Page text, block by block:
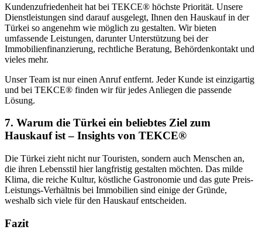
Kundenzufriedenheit hat bei TEKCE® höchste Priorität. Unsere
Dienstleistungen sind darauf ausgelegt, Ihnen den Hauskauf in der
Türkei so angenehm wie möglich zu gestalten. Wir bieten
umfassende Leistungen, darunter Unterstützung bei der
Immobilienfinanzierung, rechtliche Beratung, Behördenkontakt und
vieles mehr.
Unser Team ist nur einen Anruf entfernt. Jeder Kunde ist einzigartig
und bei TEKCE® finden wir für jedes Anliegen die passende
Lösung.
7. Warum die Türkei ein beliebtes Ziel zum
Hauskauf ist – Insights von TEKCE®
Die Türkei zieht nicht nur Touristen, sondern auch Menschen an,
die ihren Lebensstil hier langfristig gestalten möchten. Das milde
Klima, die reiche Kultur, köstliche Gastronomie und das gute Preis-
Leistungs-Verhältnis bei Immobilien sind einige der Gründe,
weshalb sich viele für den Hauskauf entscheiden.
Fazit